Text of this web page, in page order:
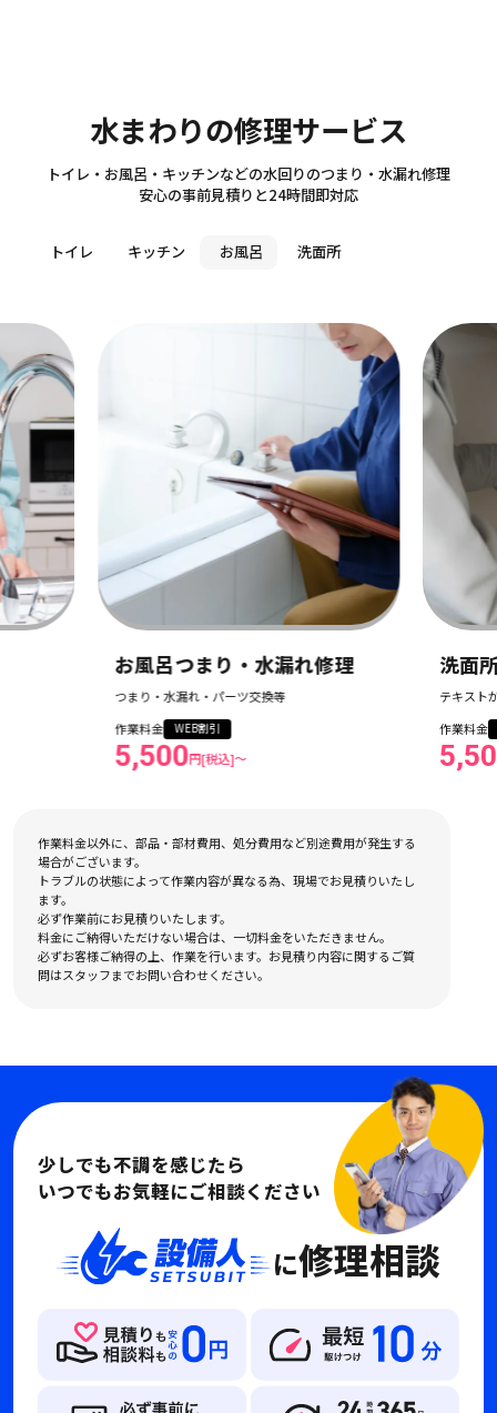
水まわりの修理サービス
Sanitary
トイレ・お風呂・キッチンなどの水回りのつまり・水漏れ修理
安心の事前見積りと24時間即対応
トイレ キッチン お風呂 洗面所
お風呂つまり・水漏れ修理
つまり・水漏れ・パーツ交換等
作業料金
WEB割引
5,500円[税込]〜
洗面
テキスト
作業料金
作業料金以外に、部品・部材費用、処分費用など別途費用が発生する
場合がございます。
トラブルの状態によって作業内容が異なる為、現場でお見積りいたし
ます。
必ず作業前にお見積りいたします。
料金にご納得いただけない場合は、一切料金をいただきません。
必ずお客様ご納得の上、作業を行います。お見積り内容に関するご質
問はスタッフまでお問い合わせください。
少しでも不調を感じたら
いつでもお気軽にご相談ください
に修理相談